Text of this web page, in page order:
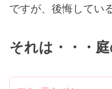
ですが、後悔してい
それは・・・